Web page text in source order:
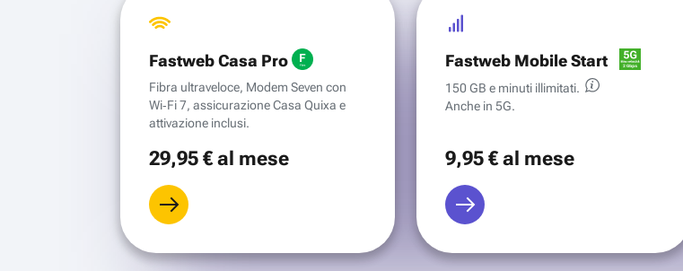
Fastweb Casa Pro
Fibra ultraveloce, Modem Seven con
Wi‑Fi 7, assicurazione Casa Quixa e
attivazione inclusi.
29,95 €al mese
Fastweb Mobile Start
150 GB e minuti illimitati.
Anche in 5G.
9,95 €al mese